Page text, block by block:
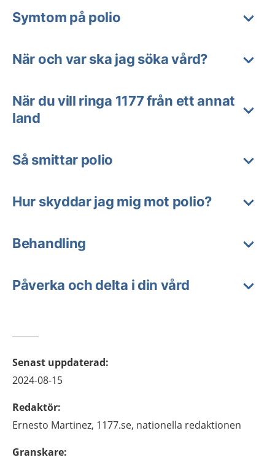
Symtom på polio
När och var ska jag söka vård?
När du vill ringa 1177 från ett annat
land
Så smittar polio
Hur skyddar jag mig mot polio?
Behandling
Påverka och delta i din vård
Senast uppdaterad:
2024-08-15
Redaktör:
Ernesto Martinez, 1177.se, nationella redaktionen
Granskare: